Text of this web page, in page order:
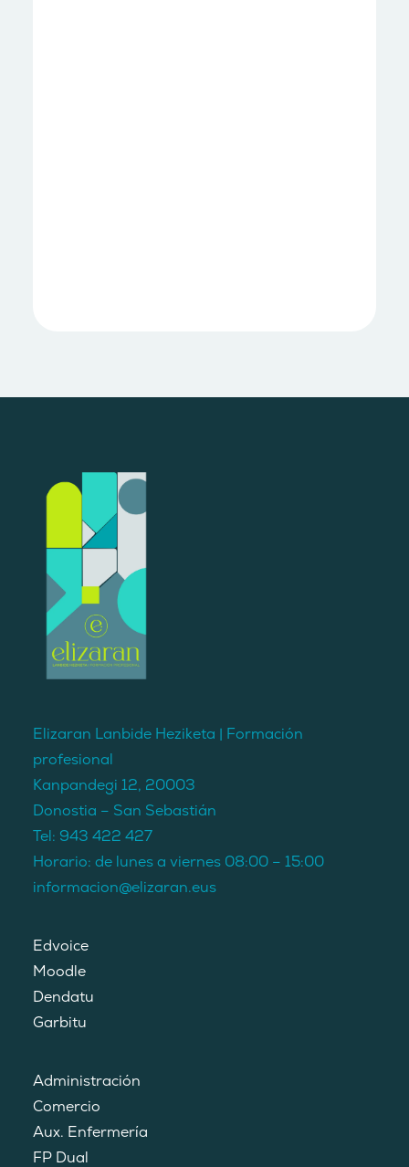
Elizaran Lanbide Heziketa | Formación
profesional
Kanpandegi 12, 20003
Donostia – San Sebastián
Tel: 943 422 427
Horario: de lunes a viernes 08:00 – 15:00
informacion@elizaran.eus
Edvoice
Moodle
Dendatu
Garbitu
Administración
Comercio
Aux. Enfermería
FP Dual